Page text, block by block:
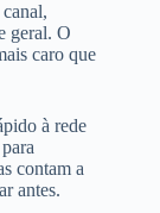
geral. O
caro que
à rede
contam a
antes.